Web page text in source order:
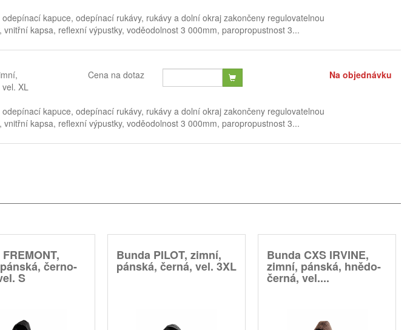
kapuce, odepínací rukávy, rukávy a dolní okraj zakončeny regulovatelnou
vnitřní kapsa, reflexní výpustky, voděodolnost 3 000mm, paropropustnost 3...
XL
Cena na dotaz Na objednávku
kapuce, odepínací rukávy, rukávy a dolní okraj zakončeny regulovatelnou
vnitřní kapsa, reflexní výpustky, voděodolnost 3 000mm, paropropustnost 3...
černo-
S
Bunda PILOT, zimní,
pánská, černá, vel. 3XL
Bunda CXS IRVINE,
zimní, pánská, hnědo-
černá, vel....